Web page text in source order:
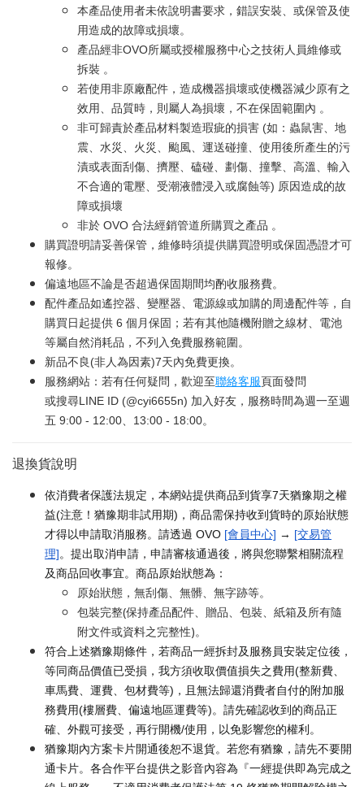
本產品使用者未依說明書要求，錯誤安裝、或保管及使
用造成的故障或損壞。
產品經非OVO所屬或授權服務中心之技術人員維修或
拆裝 。
若使用非原廠配件，造成機器損壞或使機器減少原有之
效用、品質時，則屬人為損壞，不在保固範圍內 。
非可歸責於產品材料製造瑕疵的損害 (如：蟲鼠害、地
震、水災、火災、颱風、運送碰撞、使用後所產生的污
漬或表面刮傷、擠壓、磕碰、劃傷、撞擊、高溫、輸入
不合適的電壓、受潮液體浸入或腐蝕等) 原因造成的故
障或損壞
非於 OVO 合法經銷管道所購買之產品 。
購買證明請妥善保管，維修時須提供購買證明或保固憑證才可
報修。
偏遠地區不論是否超過保固期間均酌收服務費。
配件產品如遙控器、變壓器、電源線或加購的周邊配件等，自
購買日起提供 6 個月保固；若有其他隨機附贈之線材、電池
等屬自然消耗品，不列入免費服務範圍。
新品不良(非人為因素)7天內免費更換。
服務網站：若有任何疑問，歡迎至聯絡客服頁面發問
或搜尋LINE ID (@cyi6655n) 加入好友，服務時間為週一至週
五 9:00 - 12:00、13:00 - 18:00。
退換貨說明
依消費者保護法規定，本網站提供商品到貨享7天猶豫期之權
益(注意！猶豫期非試用期)，商品需保持收到貨時的原始狀態
才得以申請取消服務。請透過 OVO [會員中心] → [交易管
理]。提出取消申請，申請審核通過後，將與您聯繫相關流程
及商品回收事宜。商品原始狀態為：
原始狀態，無刮傷、無髒、無字跡等。
包裝完整(保持產品配件、贈品、包裝、紙箱及所有隨
附文件或資料之完整性)。
符合上述猶豫期條件，若商品一經拆封及服務員安裝定位後，
等同商品價值已受損，我方須收取價值損失之費用(整新費、
車馬費、運費、包材費等)，且無法歸還消費者自付的附加服
務費用(樓層費、偏遠地區運費等)。請先確認收到的商品正
確、外觀可接受，再行開機/使用，以免影響您的權利。
猶豫期內方案卡片開通後恕不退貨。若您有猶豫，請先不要開
通卡片。各合作平台提供之影音內容為『一經提供即為完成之